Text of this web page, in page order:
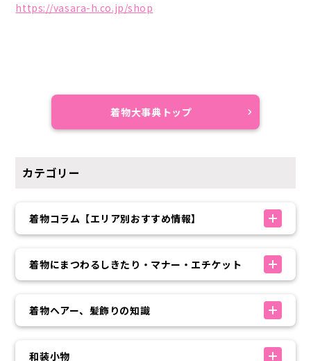
https://vasara-h.co.jp/shop
着物大事典トップ
カテゴリー
着物コラム【エリア別おすすめ情報】
着物にまつわるしきたり・マナー・エチケット
着物ヘアー、髪飾りの知識
和装小物